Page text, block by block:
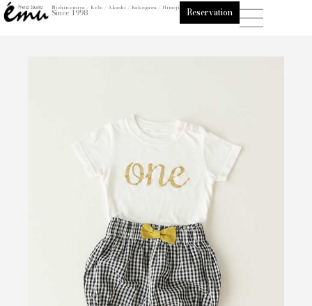
内
容
Nishinomiya / Kobe / Akashi / Kakogawa / Himeji
Since 1998 Reservation